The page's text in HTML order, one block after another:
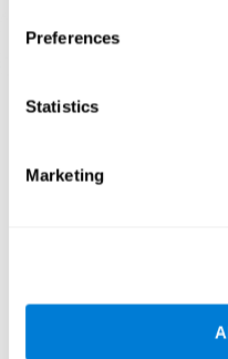
Preferences
Statistics
Marketing
נעשה חלש יותר ויותר. אם
אנו נעשים פחות יעילים